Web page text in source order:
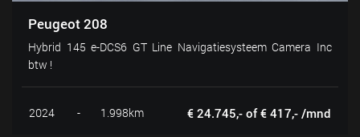
Peugeot 208
Hybrid 145 e-DCS6 GT Line Navigatiesysteem Camera Inc
btw !
2024 - 1.998km € 24.745,- of € 417,- /mnd